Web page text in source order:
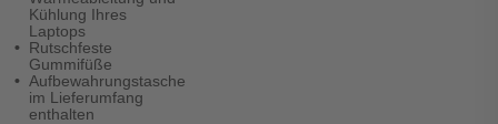
Kühlung Ihres
Laptops
Rutschfeste
Gummifüße
Aufbewahrungstasche
im Lieferumfang
enthalten